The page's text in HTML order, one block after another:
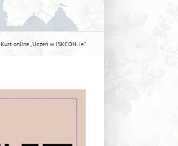
Kurs online „Uczeń w ISKCON-ie”